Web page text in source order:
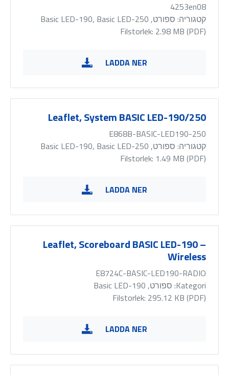
4253en08
קטגוריה: ספורט, Basic LED-190, Basic LED-250
Filstorlek: 2.98 MB (PDF)
LADDA NER
Leaflet, System BASIC LED-190/250
E868B-BASIC-LED190-250
קטגוריה: ספורט, Basic LED-190, Basic LED-250
Filstorlek: 1.49 MB (PDF)
LADDA NER
Leaflet, Scoreboard BASIC LED-190 –
Wireless
E8724C-BASIC-LED190-RADIO
Kategori: ספורט, Basic LED-190
Filstorlek: 295.12 KB (PDF)
LADDA NER